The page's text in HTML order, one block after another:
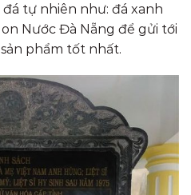
tự nhiên như: đá xanh
Nước Đà Nẵng để gửi tới
phẩm tốt nhất.